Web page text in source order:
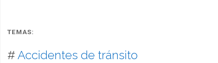
TEMAS:
#Accidentes de tránsito